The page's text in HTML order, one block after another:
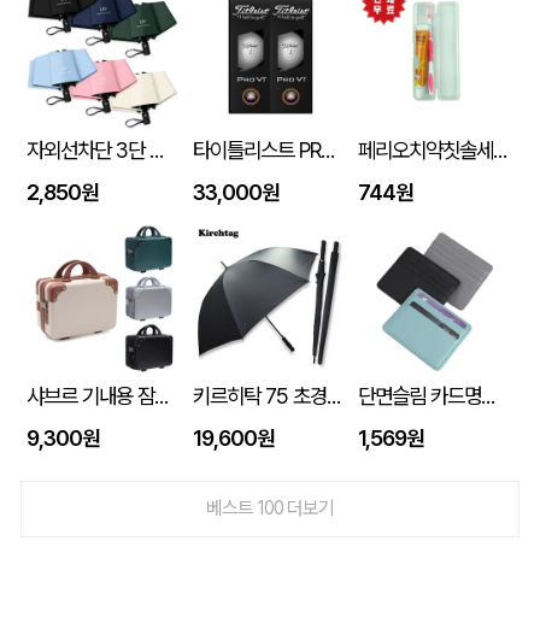
자외선차단 3단 자동 암막 양우산
2,850원
타이틀리스트 PRO V1 6구세트 (45X95X135mm)
33,000원
페리오치약칫솔세트
744원
샤브르 기내용 잠금장치 있는여행용 보조 캐리어 레디백
9,300원
키르히탁 75 초경량 올카본 UV 암막우산
19,600원
단면슬림 카드명함지갑
1,569원
베스트 100 더보기